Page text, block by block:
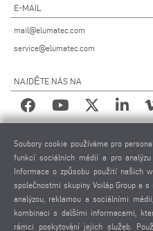
E-MAIL
mail@elumatec.com
service@elumatec.com
NAJDĚTE NÁS NA
PRÁVNÍ UPOZORNĚNÍ
IMPRESUM
POUŽITÉ FOTOGRAFIE
OCHRANA OSOBNÍCH ÚDAJŮ
OCHRANA OSOBNÍCH ÚDAJŮ
Soubory cookie používáme pro
funkcí sociálních médií a pro analýzu
Informace o způsobu použití našich
společnostmi skupiny Voilàp Group a
analýzou, reklamou a sociálními
kombinaci s dalšími informacemi,
rámci poskytování jejich služeb.